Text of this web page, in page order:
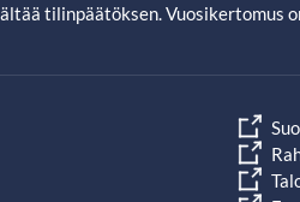
tilinpäätöksen. Vuosikertomus